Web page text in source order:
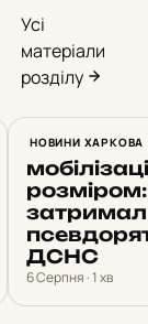
Усі
матеріали
розділу
НОВИНИ ХАРКОВА
Обіцяв
розміром:
ДСНС
6 Серпня · 1 хв